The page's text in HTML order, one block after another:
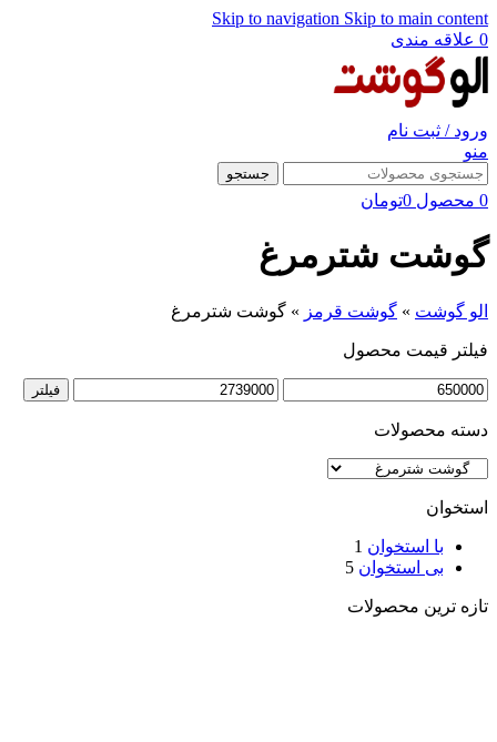
Skip to navigation Skip to main content
0 علاقه مندی
ورود / ثبت نام
منو
جستجو
0 محصول 0تومان
گوشت شترمرغ
الو گوشت » گوشت قرمز » گوشت شترمرغ
فیلتر قیمت محصول
حداقل
حداکثر
فیلتر
دسته محصولات
استخوان
با استخوان 1
بی استخوان 5
تازه ترین محصولات